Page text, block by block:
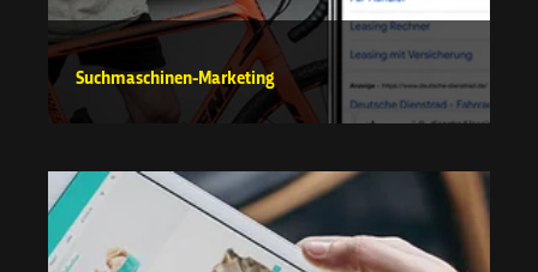
Suchmaschinen-Marketing